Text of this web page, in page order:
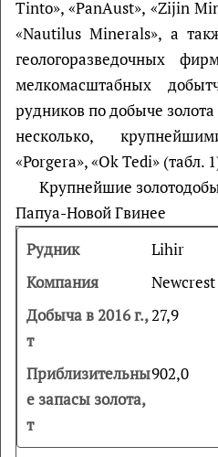
Tinto», «PanAust», «Zijin
«Nautilus Minerals», а
геологоразведочных
мелкомасштабных
рудников по добыче
несколько,
«Porgera», «Ok Tedi» (табл.
Крупнейшие
Папуа-Новой Гвинее
Lihir
27,9
902,0